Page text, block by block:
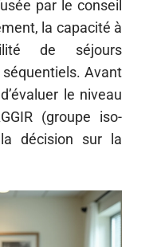
par le conseil
la capacité à
de séjours
Avant
le niveau
(groupe iso-
la décision sur la